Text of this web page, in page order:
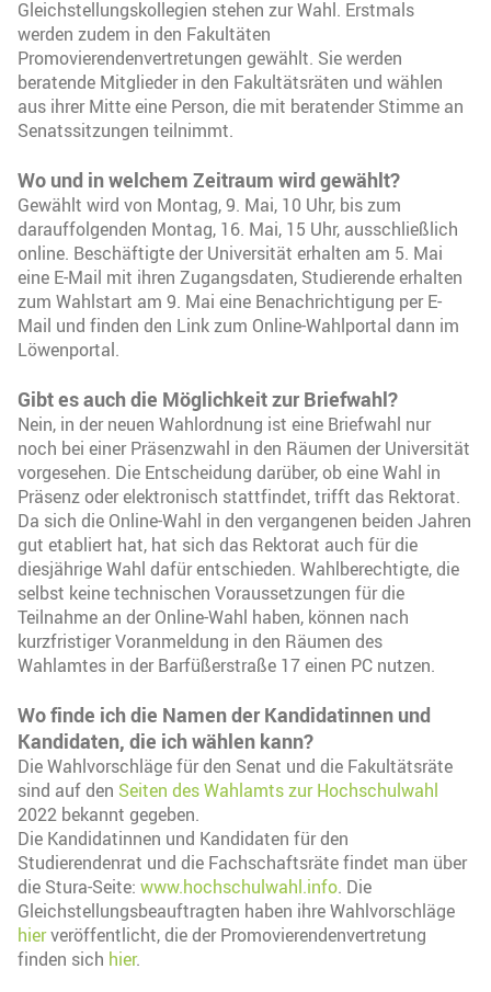
Gleichstellungskollegien stehen zur Wahl. Erstmals
werden zudem in den Fakultäten
Promovierendenvertretungen gewählt. Sie werden
beratende Mitglieder in den Fakultätsräten und wählen
aus ihrer Mitte eine Person, die mit beratender Stimme an
Senatssitzungen teilnimmt.
Wo und in welchem Zeitraum wird gewählt?
Gewählt wird von Montag, 9. Mai, 10 Uhr, bis zum
darauffolgenden Montag, 16. Mai, 15 Uhr, ausschließlich
online. Beschäftigte der Universität erhalten am 5. Mai
eine E-Mail mit ihren Zugangsdaten, Studierende erhalten
zum Wahlstart am 9. Mai eine Benachrichtigung per E-
Mail und finden den Link zum Online-Wahlportal dann im
Löwenportal.
Gibt es auch die Möglichkeit zur Briefwahl?
Nein, in der neuen Wahlordnung ist eine Briefwahl nur
noch bei einer Präsenzwahl in den Räumen der Universität
vorgesehen. Die Entscheidung darüber, ob eine Wahl in
Präsenz oder elektronisch stattfindet, trifft das Rektorat.
Da sich die Online-Wahl in den vergangenen beiden Jahren
gut etabliert hat, hat sich das Rektorat auch für die
diesjährige Wahl dafür entschieden. Wahlberechtigte, die
selbst keine technischen Voraussetzungen für die
Teilnahme an der Online-Wahl haben, können nach
kurzfristiger Voranmeldung in den Räumen des
Wahlamtes in der Barfüßerstraße 17 einen PC nutzen.
Wo finde ich die Namen der Kandidatinnen und
Kandidaten, die ich wählen kann?
Die Wahlvorschläge für den Senat und die Fakultätsräte
sind auf den Seiten des Wahlamts zur Hochschulwahl
2022 bekannt gegeben.
Die Kandidatinnen und Kandidaten für den
Studierendenrat und die Fachschaftsräte findet man über
die Stura-Seite: www.hochschulwahl.info. Die
Gleichstellungsbeauftragten haben ihre Wahlvorschläge
hierveröffentlicht, die der Promovierendenvertretung
finden sich hier.